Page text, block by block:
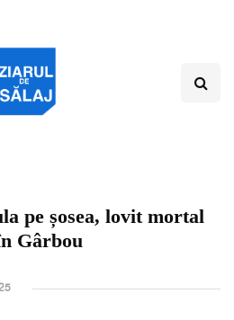
pe șosea, lovit mortal
Gârbou